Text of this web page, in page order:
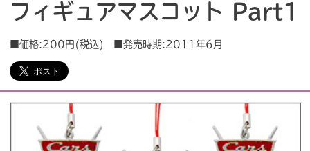
SUPPORT
会社情報
プレスリリース よくあるご質問
フィギュアマスコット Part1
■価格:200円(税込) ■発売時期:2011年6月